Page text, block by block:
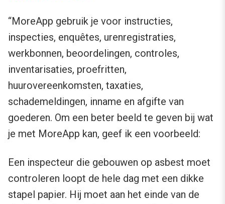
“MoreApp gebruik je voor instructies,
inspecties, enquêtes, urenregistraties,
werkbonnen, beoordelingen, controles,
inventarisaties, proefritten,
huurovereenkomsten, taxaties,
schademeldingen, inname en afgifte van
goederen. Om een beter beeld te geven bij wat
je met MoreApp kan, geef ik een voorbeeld:
Een inspecteur die gebouwen op asbest moet
controleren loopt de hele dag met een dikke
stapel papier. Hij moet aan het einde van de